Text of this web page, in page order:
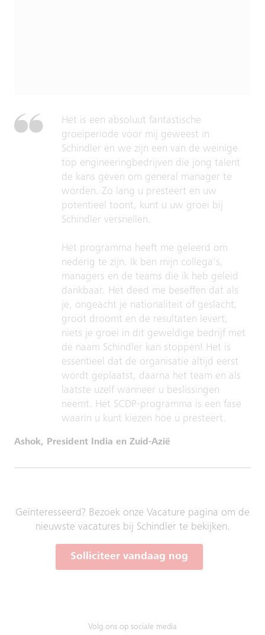
Het is een absoluut fantastische
groeiperiode voor mij geweest in
Schindler en we zijn een van de weinige
top engineeringbedrijven die jong talent
de kans geven om general manager te
worden. Zo lang u presteert en uw
potentieel toont, kunt u uw groei bij
Schindler versnellen.
Het programma heeft me geleerd om
nederig te zijn. Ik ben mijn collega's,
managers en de teams die ik heb geleid
dankbaar. Het deed me beseffen dat als
je, ongeacht je nationaliteit of geslacht,
groot droomt en de resultaten levert,
niets je groei in dit geweldige bedrijf met
de naam Schindler kan stoppen! Het is
essentieel dat de organisatie altijd eerst
wordt geplaatst, daarna het team en als
laatste uzelf wanneer u beslissingen
neemt. Het SCDP-programma is een fase
waarin u kunt kiezen hoe u presteert.
Ashok, President India en Zuid-Azië
Geïnteresseerd? Bezoek onze Vacature pagina om de
nieuwste vacatures bij Schindler te bekijken.
Solliciteer vandaag nog
Volg ons op sociale media